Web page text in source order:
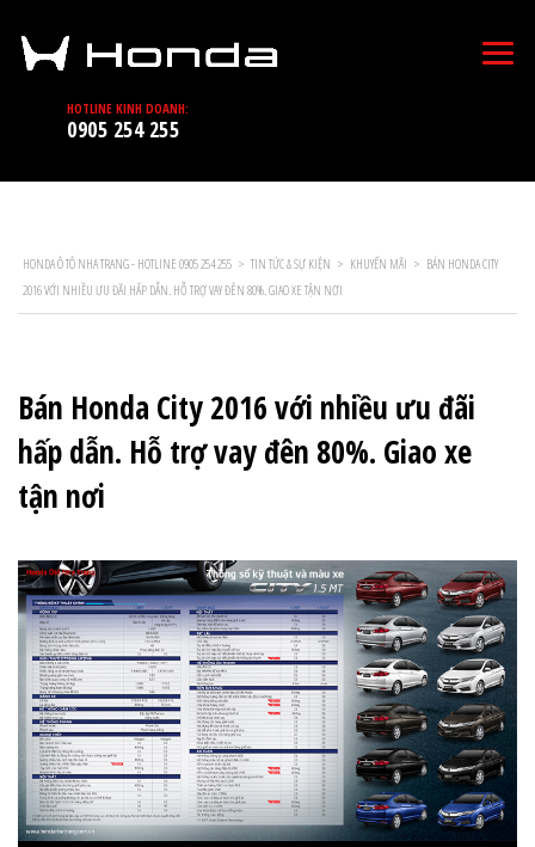
HOTLINE KINH DOANH:
0905 254 255
HONDA Ô TÔ NHA TRANG - HOTLINE 0905 254 255 > TIN TỨC & SỰ KIỆN > KHUYẾN MÃI > BÁN HONDA CITY
2016 VỚI NHIỀU ƯU ĐÃI HẤP DẪN. HỖ TRỢ VAY ĐÊN 80%. GIAO XE TẬN NƠI
Bán Honda City 2016 với nhiều ưu đãi
hấp dẫn. Hỗ trợ vay đên 80%. Giao xe
tận nơi